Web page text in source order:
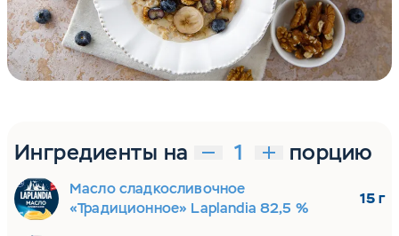
Ингредиенты на порцию
Масло сладкосливочное
«Традиционное» Laplandia 82,5 %
15 г